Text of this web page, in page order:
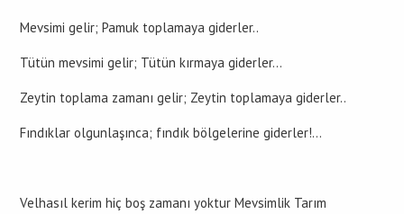
Mevsimi gelir; Pamuk toplamaya giderler..
Tütün mevsimi gelir; Tütün kırmaya giderler…
Zeytin toplama zamanı gelir; Zeytin toplamaya giderler..
Fındıklar olgunlaşınca; fındık bölgelerine giderler!…
Velhasıl kerim hiç boş zamanı yoktur Mevsimlik Tarım